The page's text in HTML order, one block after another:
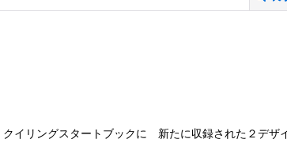
絞り込む
グスタートブックに 新たに収録された２デザイ